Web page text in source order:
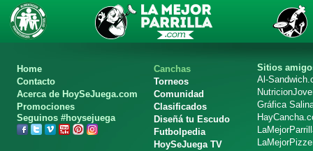
Home
Contacto
Acerca de HoySeJuega.com
Promociones
Seguinos #hoysejuega
Canchas
Torneos
Comunidad
Clasificados
Diseñá tu Escudo
Futbolpedia
HoySeJuega TV
Sitios
Al-
Gráfica